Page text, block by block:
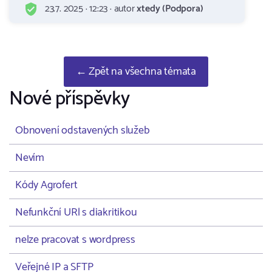
23.7. 2025 · 12:23 · autorxtedy (Podpora)
← Zpět na všechna témata
Nové příspěvky
Obnovení odstavených služeb
Nevím
Kódy Agrofert
Nefunkční URl s diakritikou
nelze pracovat s wordpress
Veřejné IP a SFTP